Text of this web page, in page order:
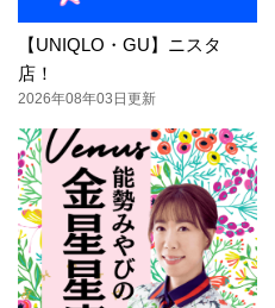
【UNIQLO・GU】ニスタ
店！
2026年08年03日更新